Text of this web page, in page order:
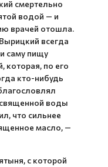
смертельно
водой — и
врачей отошла.
всегда
саму пищу
которая, по его
кто-нибудь
воды
что сильнее
масло, —
с которой